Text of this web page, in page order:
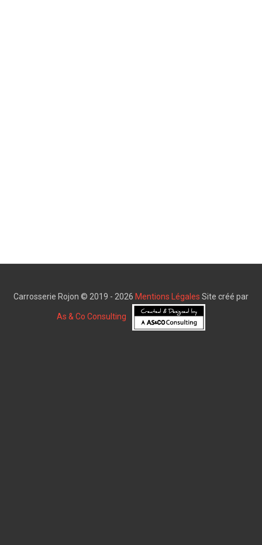
Carrosserie Rojon © 2019 - 2026 Mentions Légales Site créé par
As & Co Consulting